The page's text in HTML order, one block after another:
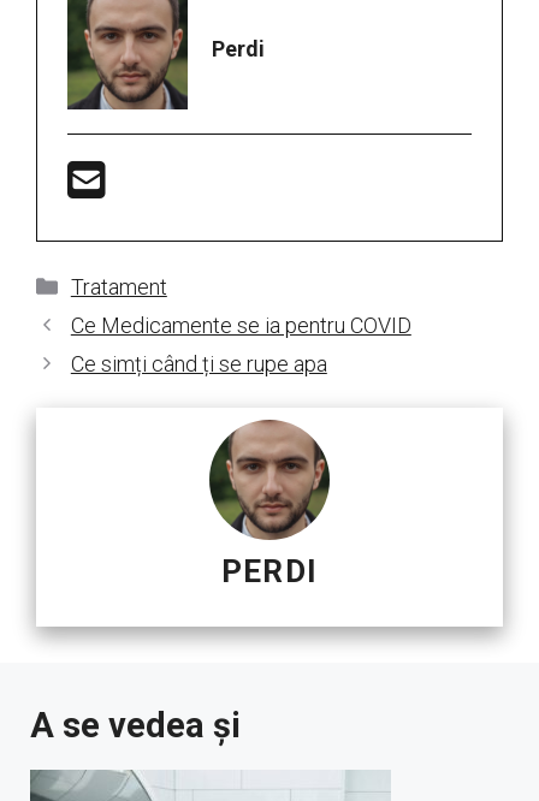
Perdi
Categorii
Tratament
Ce Medicamente se ia pentru COVID
Ce simți când ți se rupe apa
PERDI
A se vedea și